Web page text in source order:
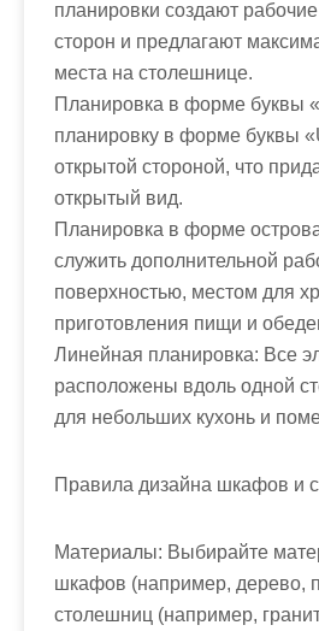
планировки создают
сторон и предлагают
места на столешнице.
Планировка в форме буквы
планировку в форме буквы
открытой стороной, что
открытый вид.
Планировка в форме
служить дополнительной
поверхностью, местом для
приготовления пищи и
Линейная планировка: Все
расположены вдоль одной
для небольших кухонь и
Правила дизайна шкафов и
Материалы: Выбирайте
шкафов (например, дерево,
столешниц (например,